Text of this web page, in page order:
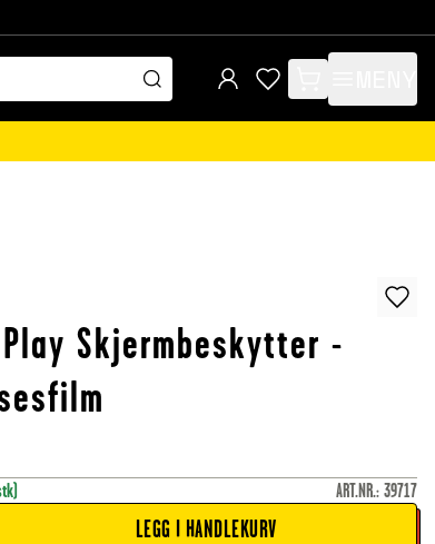
items in cart, view
Skjermbeskytter -
ART.NR.: 39717
LEGG I HANDLEKURV